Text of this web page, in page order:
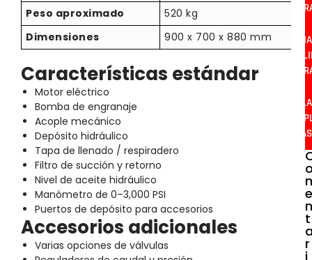
Peso aproximado
520 kg
Dimensiones
900 x 700 x 880 mm
Características estándar
Motor eléctrico
Bomba de engranaje
Acople mecánico
Depósito hidráulico
Tapa de llenado / respiradero
Filtro de succión y retorno
Nivel de aceite hidráulico
Manómetro de 0–3,000 PSI
Puertos de depósito para accesorios
Accesorios adicionales
Varias opciones de válvulas
-
e
n
t
r
i